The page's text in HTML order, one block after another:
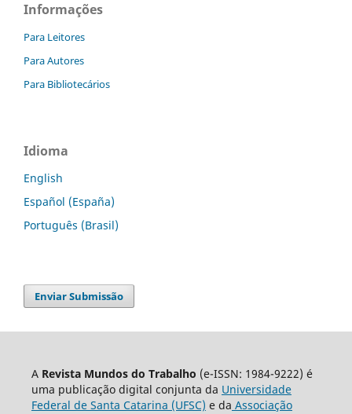
Informações
Para Leitores
Para Autores
Para Bibliotecários
Idioma
English
Español (España)
Português (Brasil)
Enviar Submissão
A Revista Mundos do Trabalho (e-ISSN: 1984-9222) é
uma publicação digital conjunta da Universidade
Federal de Santa Catarina (UFSC) e da Associação